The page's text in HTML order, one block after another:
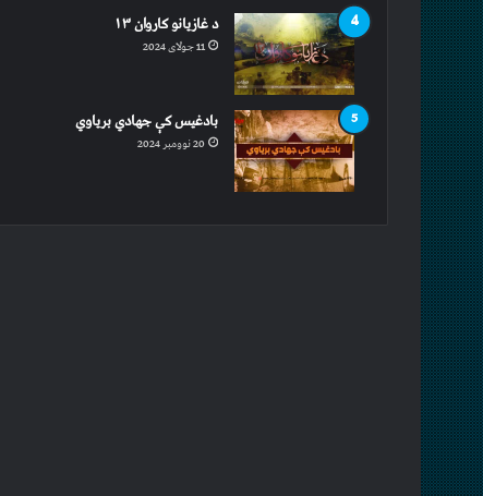
د غازیانو کاروان ۱۳
11 جولای 2024
بادغیس کې جهادي بریاوي
20 نوومبر 2024